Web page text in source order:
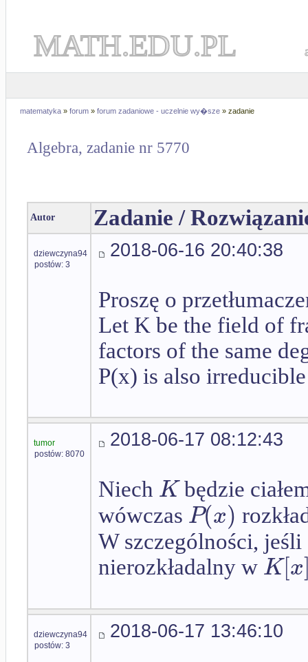
MATH.EDU.PL
matematyka » forum » forum zadaniowe - uczelnie wy�sze » zadanie
Algebra, zadanie nr 5770
Autor Zadanie /
dziewczyna94
postów: 3
2018-06-16 20:40:38
Proszę o
Let K be the field of
factors of the same
P(x) is also
tumor
postów: 8070
2018-06-17 08:12:43
Niech Kbędzie
wówczas P(x)
W szczególności, jeśli
nierozkładalny w K[x
dziewczyna94
postów: 3
2018-06-17 13:46:10